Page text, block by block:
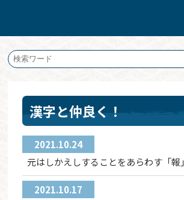
漢字と仲良く！
2021.10.24
元はしかえしすることをあらわす「報」
2021.10.17